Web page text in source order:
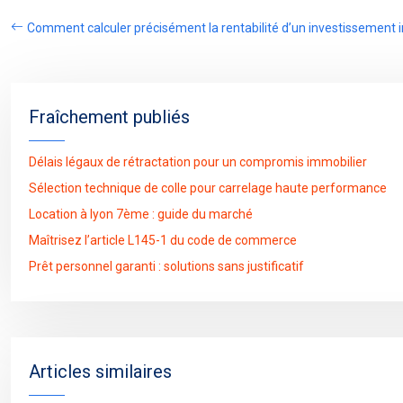
Comment calculer précisément la rentabilité d’un investissement
Fraîchement publiés
Délais légaux de rétractation pour un compromis immobilier
Sélection technique de colle pour carrelage haute performance
Location à lyon 7ème : guide du marché
Maîtrisez l’article L145-1 du code de commerce
Prêt personnel garanti : solutions sans justificatif
Articles similaires